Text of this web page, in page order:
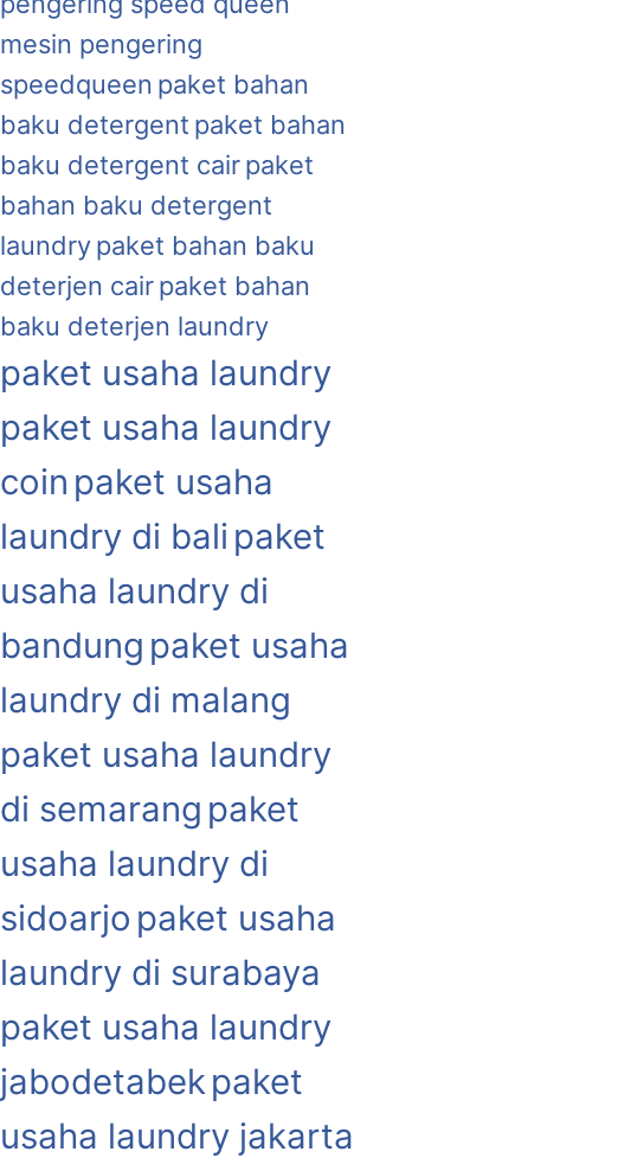
mesin pengering
speedqueen paket bahan
baku detergent paket bahan
baku detergent cairpaket
bahan baku detergent
laundrypaket bahan baku
deterjen cairpaket bahan
baku deterjen laundry
paket usaha laundry
paket usaha laundry
coin paket usaha
laundry di bali paket
usaha laundry di
bandung paket usaha
laundry di malang
paket usaha laundry
di semarang paket
usaha laundry di
sidoarjo paket usaha
laundry di surabaya
paket usaha laundry
jabodetabekpaket
usaha laundry jakarta